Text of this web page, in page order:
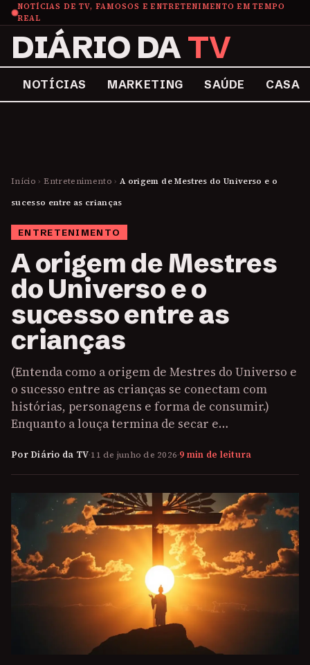
NOTÍCIAS DE TV, FAMOSOS E ENTRETENIMENTO EM TEMPO
REAL
DIÁRIO DATV
NOTÍCIAS MARKETING SAÚDE CASA
Início › Entretenimento › A origem de Mestres do Universo e o
sucesso entre as crianças
ENTRETENIMENTO
A origem de Mestres
do Universo e o
sucesso entre as
crianças
(Entenda como a origem de Mestres do Universo e
o sucesso entre as crianças se conectam com
histórias, personagens e forma de consumir.)
Enquanto a louça termina de secar e…
Por Diário da TV·11 de junho de 2026·9 min de leitura